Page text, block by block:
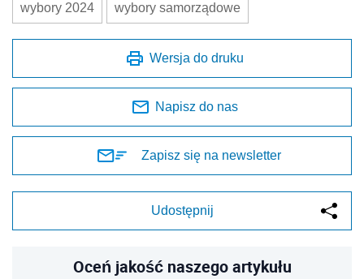
wybory 2024 wybory samorządowe
Wersja do druku
Napisz do nas
Zapisz się na newsletter
Udostępnij
Oceń jakość naszego artykułu